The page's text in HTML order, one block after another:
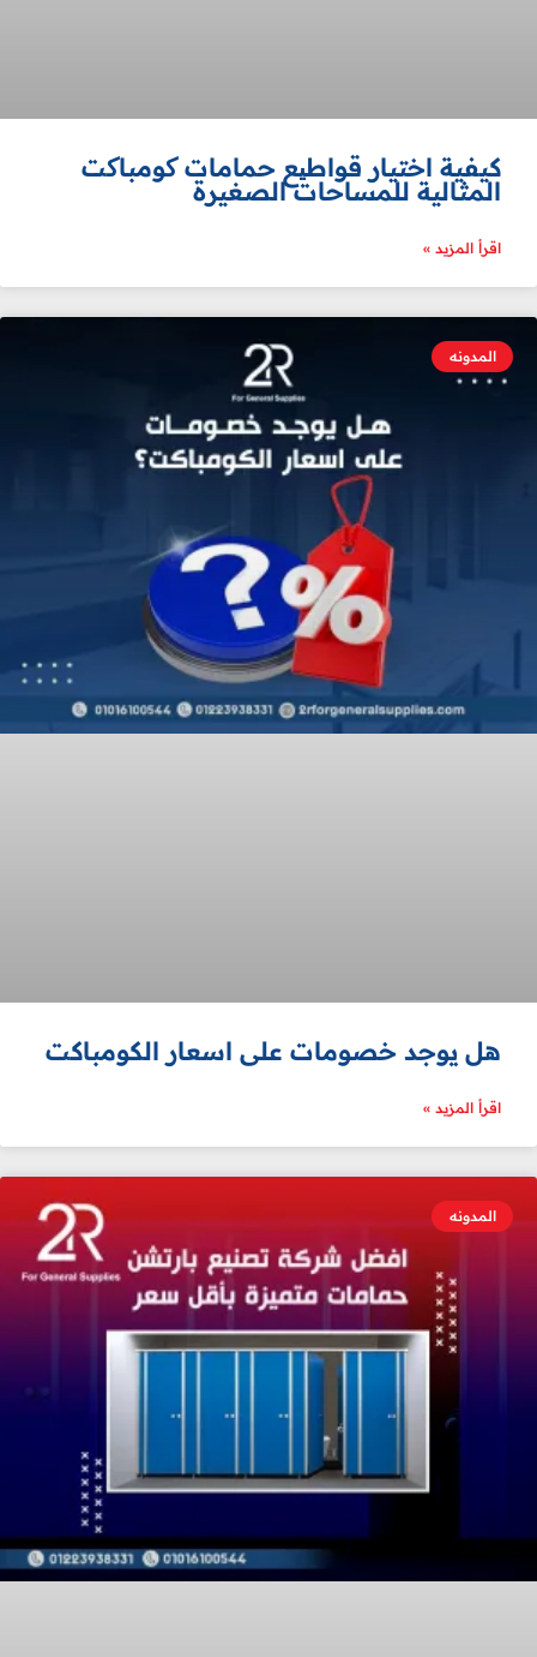
كيفية اختيار قواطیع حمامات کومباکت
المثالية للمساحات الصغيرة
اقرأ المزيد »
المدونه
هل يوجد خصومات على اسعار الكومباكت
اقرأ المزيد »
المدونه